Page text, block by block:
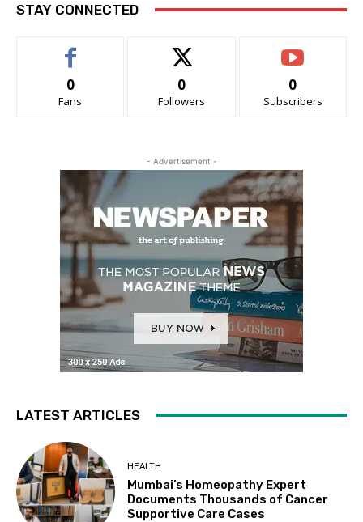
STAY CONNECTED
0
Fans
0
Followers
0
Subscribers
- Advertisement -
LATEST ARTICLES
HEALTH
Mumbai’s Homeopathy Expert
Documents Thousands of Cancer
Supportive Care Cases